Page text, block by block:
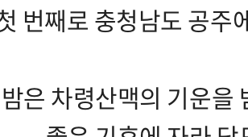
번째로 충청남도 공주
은 차령산맥의 기운을